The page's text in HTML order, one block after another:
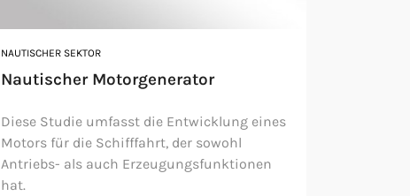
NAUTISCHER SEKTOR
Nautischer Motorgenerator
Diese Studie umfasst die Entwicklung eines
Motors für die Schifffahrt, der sowohl
Antriebs- als auch Erzeugungsfunktionen
hat.